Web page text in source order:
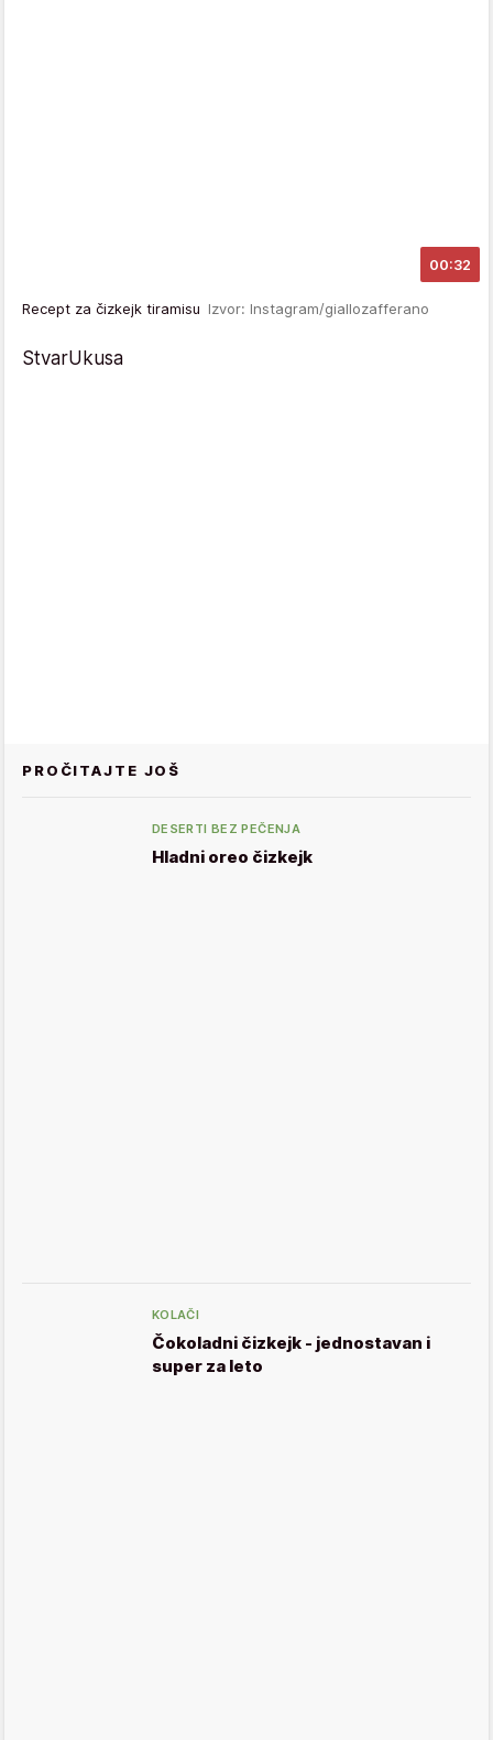
00:32
Recept za čizkejk tiramisu Izvor: Instagram/giallozafferano
StvarUkusa
PROČITAJTE JOŠ
DESERTI BEZ PEČENJA
Hladni oreo čizkejk
KOLAČI
Čokoladni čizkejk - jednostavan i
super za leto